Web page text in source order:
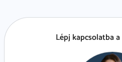
Lépj kapcsolatba